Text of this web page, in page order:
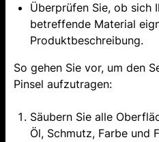
Überprüfen Sie, ob sich
betreffende Material
Produktbeschreibung.
So gehen Sie vor, um den
Pinsel aufzutragen:
Säubern Sie alle
Öl, Schmutz, Farbe und